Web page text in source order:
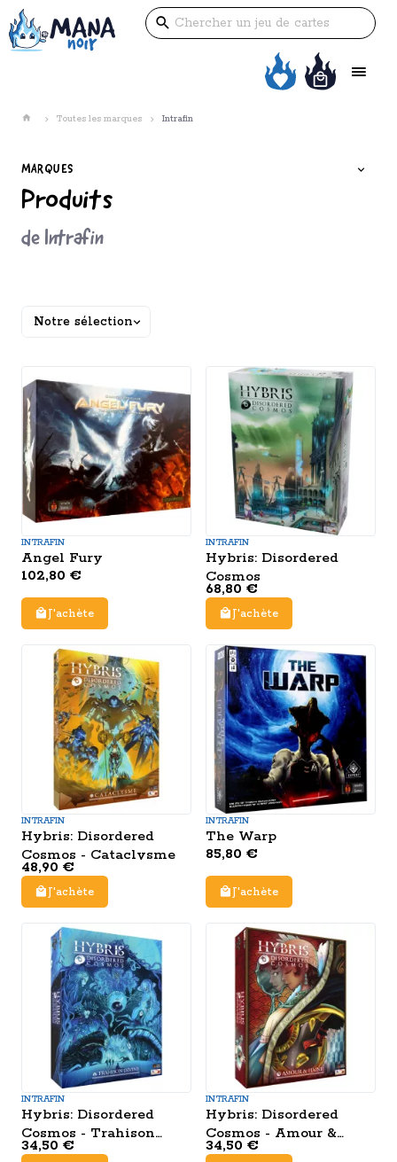
Toutes les marques Intrafin
MARQUES
Produits
de Intrafin
Trier
INTRAFIN
Angel Fury
102,80 €
J'achète
INTRAFIN
Hybris: Disordered
Cosmos
68,80 €
J'achète
INTRAFIN
Hybris: Disordered
Cosmos - Cataclysme
48,90 €
J'achète
INTRAFIN
The Warp
85,80 €
J'achète
INTRAFIN
Hybris: Disordered
Cosmos - Trahison
Divine
34,50 €
INTRAFIN
Hybris: Disordered
Cosmos - Amour &
Haine
34,50 €